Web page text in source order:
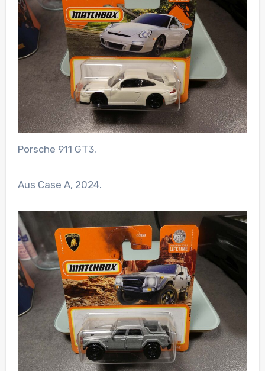
Porsche 911 GT3.
Aus Case A, 2024.